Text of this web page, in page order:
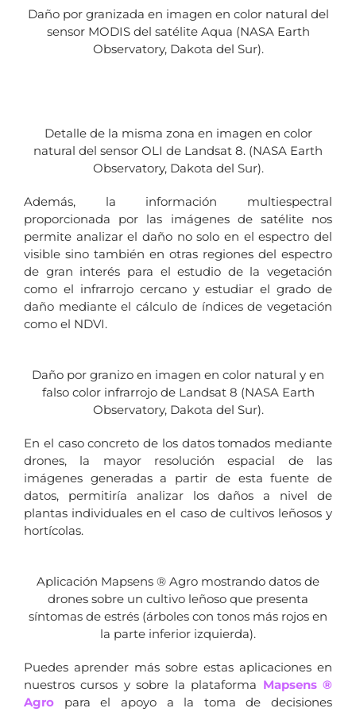
Daño por granizada en imagen en color natural del
sensor MODIS del satélite Aqua (NASA Earth
Observatory, Dakota del Sur).
Detalle de la misma zona en imagen en color
natural del sensor OLI de Landsat 8. (NASA Earth
Observatory, Dakota del Sur).
Además, la información multiespectral
proporcionada por las imágenes de satélite nos
permite analizar el daño no solo en el espectro del
visible sino también en otras regiones del espectro
de gran interés para el estudio de la vegetación
como el infrarrojo cercano y estudiar el grado de
daño mediante el cálculo de índices de vegetación
como el NDVI.
Daño por granizo en imagen en color natural y en
falso color infrarrojo de Landsat 8 (NASA Earth
Observatory, Dakota del Sur).
En el caso concreto de los datos tomados mediante
drones, la mayor resolución espacial de las
imágenes generadas a partir de esta fuente de
datos, permitiría analizar los daños a nivel de
plantas individuales en el caso de cultivos leñosos y
hortícolas.
Aplicación Mapsens ® Agro mostrando datos de
drones sobre un cultivo leñoso que presenta
síntomas de estrés (árboles con tonos más rojos en
la parte inferior izquierda).
Puedes aprender más sobre estas aplicaciones en
nuestros cursos y sobre la plataforma Mapsens ®
Agro para el apoyo a la toma de decisiones